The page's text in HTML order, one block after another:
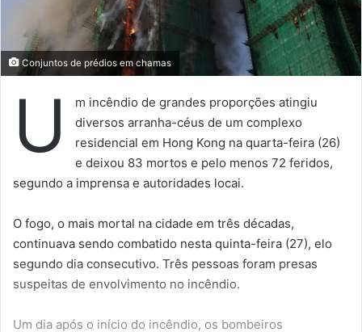
Conjuntos de prédios em chamas
U
m incêndio de grandes proporções atingiu
diversos arranha-céus de um complexo
residencial em Hong Kong na quarta-feira (26)
e deixou 83 mortos e pelo menos 72 feridos,
segundo a imprensa e autoridades locai.
O fogo, o mais mortal na cidade em três décadas,
continuava sendo combatido nesta quinta-feira (27), elo
segundo dia consecutivo. Três pessoas foram presas
suspeitas de envolvimento no incêndio.
Um dia após o início do incêndio, os bombeiros